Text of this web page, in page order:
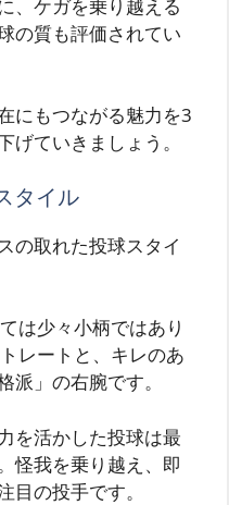
、ケガを乗り越える
の質も評価されてい
にもつながる魅力を3
げていきましょう。
タイル
の取れた投球スタイ
は少々小柄ではあり
レートと、キレのあ
派」の右腕です。
を活かした投球は最
怪我を乗り越え、即
目の投手です。